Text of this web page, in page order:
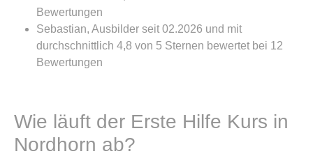
Bewertungen
Sebastian, Ausbilder seit 02.2026 und mit
durchschnittlich 4,8 von 5 Sternen bewertet bei 12
Bewertungen
Wie läuft der Erste Hilfe Kurs in
Nordhorn ab?